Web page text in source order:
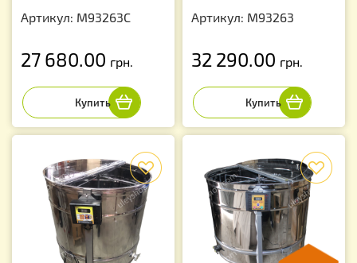
Артикул: M93263C
27 680.00 грн.
Артикул: М93263
32 290.00 грн.